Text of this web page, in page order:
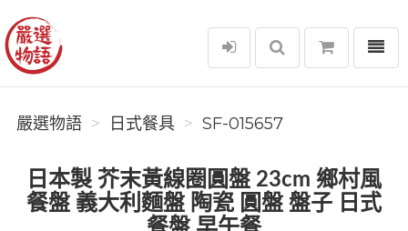
嚴選物語
選單
嚴選物語 日式餐具 SF-015657
日本製 芥末黃線圈圓盤 23cm 鄉村風
餐盤 義大利麵盤 陶瓷 圓盤 盤子 日式